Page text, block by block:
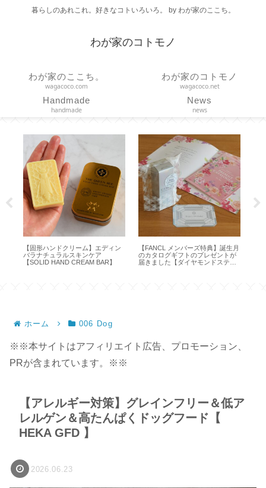
暮らしのあれこれ。好きなコトいろいろ。 by わが家のここち。
わが家のコトモノ
わが家のここち。
wagacoco.com
わが家のコトモノ
wagacoco.net
Handmade
handmade
News
news
】誕生月
ントが
【コーヒースケール】使いやす
い！エペイオスの便利なアシスト
モードの使い勝手【 EPEIOS 】
【リンツ】アウトレット限定割引
率の量り売りとお得な50% OFF 【
PICK ＆ MIX 】
ホーム 006 Dog
※※本サイトはアフィリエイト広告、プロモーション、
PRが含まれています。※※
【アレルギー対策】グレインフリー＆低ア
レルゲン＆高たんぱくドッグフード【
HEKA GFD 】
2026.06.23